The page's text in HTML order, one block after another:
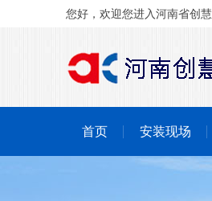
您好，欢迎您进入河南省创
首页 安装现场